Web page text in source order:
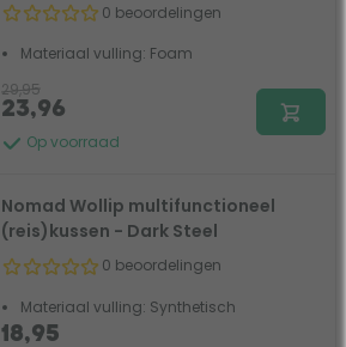
0 beoordelingen
Materiaal vulling: Foam
Op voorraad
29,95
23,96
Nomad Wollip multifunctioneel
(reis)kussen - Dark Steel
0 beoordelingen
Materiaal vulling: Synthetisch
18,95